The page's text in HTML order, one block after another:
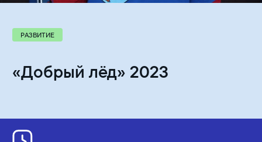
РАЗВИТИЕ
«Добрый лёд» 2023